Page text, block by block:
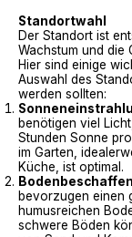
Standortwahl
Der Standort ist
Wachstum und die
Hier sind einige
Auswahl des
werden sollten:
benötigen viel
Stunden Sonne
im Garten,
Küche, ist optimal.
bevorzugen einen
humusreichen
schwere Böden